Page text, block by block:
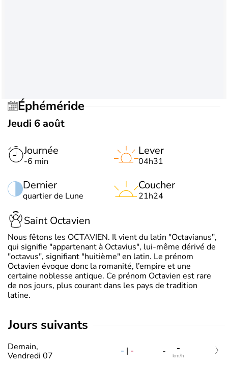
Éphéméride
Jeudi 6 août
Journée
-6 min
Dernier
quartier de Lune
Lever
04h31
Coucher
21h24
Saint Octavien
Nous fêtons les OCTAVIEN. Il vient du latin "Octavianus",
qui signifie "appartenant à Octavius", lui-même dérivé de
"octavus", signifiant "huitième" en latin. Le prénom
Octavien évoque donc la romanité, l’empire et une
certaine noblesse antique. Ce prénom Octavien est rare
de nos jours, plus courant dans les pays de tradition
latine.
jours suivants
Demain,
Vendredi 07
- | - - -
km/h